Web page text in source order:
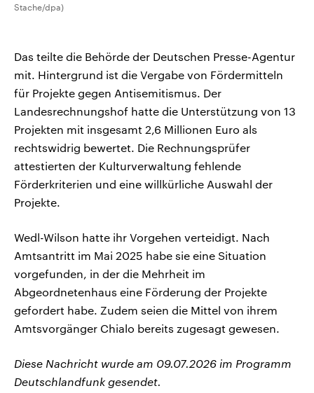
Stache/dpa)
Das teilte die Behörde der Deutschen Presse-Agentur
mit. Hintergrund ist die Vergabe von Fördermitteln
für Projekte gegen Antisemitismus. Der
Landesrechnungshof hatte die Unterstützung von 13
Projekten mit insgesamt 2,6 Millionen Euro als
rechtswidrig bewertet. Die Rechnungsprüfer
attestierten der Kulturverwaltung fehlende
Förderkriterien und eine willkürliche Auswahl der
Projekte.
Wedl-Wilson hatte ihr Vorgehen verteidigt. Nach
Amtsantritt im Mai 2025 habe sie eine Situation
vorgefunden, in der die Mehrheit im
Abgeordnetenhaus eine Förderung der Projekte
gefordert habe. Zudem seien die Mittel von ihrem
Amtsvorgänger Chialo bereits zugesagt gewesen.
Diese Nachricht wurde am 09.07.2026 im Programm
Deutschlandfunk gesendet.